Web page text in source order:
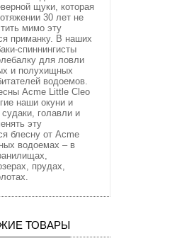
щуки, которая
30 лет не
мимо эту
приманку. В наших
спиннингисты
для ловли
и полухищных
водоемов.
Acme Little Cleo
наши окуни и
голавли и
эту
блесну от Acme
водоемах – в
прудах,
ТОВАРЫ